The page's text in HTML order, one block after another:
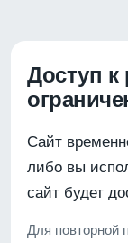
Доступ к
Сайт
либо вы
сайт будет
Для повторной